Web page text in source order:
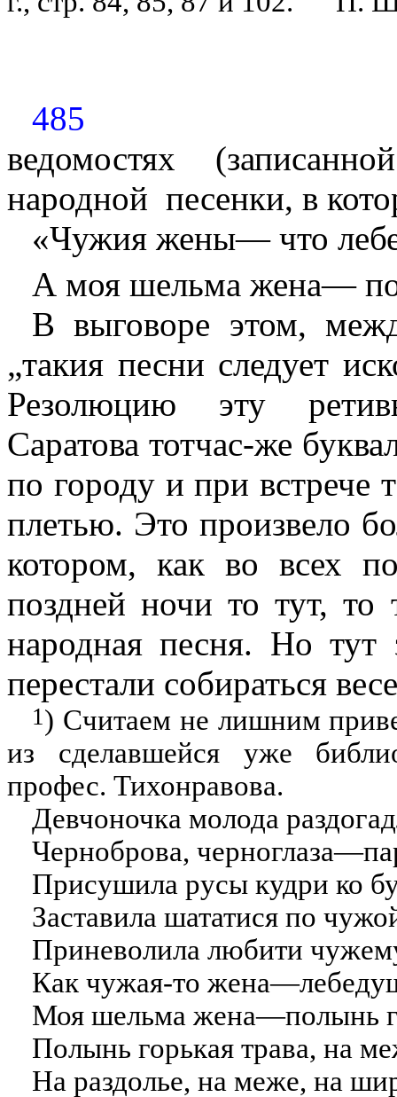
485
ведомостях
народной песенки, в
«Чужия жены— что
А моя шельма жена—
В выговоре этом,
„такия песни следует
Резолюцию эту
Саратова тотчас-же
по городу и при
плетью. Это произвело
котором, как во всех
поздней ночи то тут, то
народная песня. Но тут
перестали собираться
1) Считаем не лишним
из сделавшейся уже
профес. Тихонравова.
Девчоночка молода
Черноброва,
Присушила русы кудри ко
Заставила шататися по
Приневолила любити
Как чужая-то
Моя шельма жена—полынь
Полынь горькая трава, на
На раздолье, на меже, на